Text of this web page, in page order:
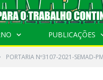
PUBLICAÇÕES
PORTARIA Nº3107-2021-SEMAD-